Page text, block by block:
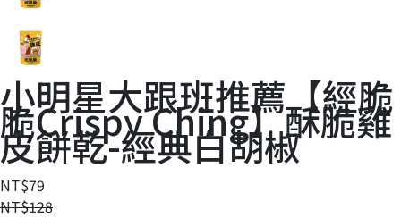
小明星大跟班推薦【經脆
脆Crispy Ching】酥脆雞
皮餅乾-經典白胡椒
NT$79
NT$128